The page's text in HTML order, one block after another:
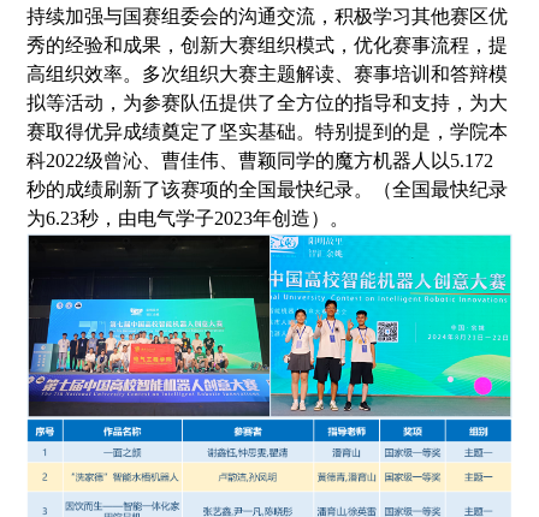
持续加强与国赛组委会的沟通交流，积极学习其他赛区优
秀的经验和成果 ，创新大赛组织模式，优化赛事流程，提
高组织效率。 多次组织大赛主题解读、赛事培训和答辩模
拟等活动，为参赛队伍提供了全方位的指导和支持，为大
赛取得优异成绩奠定了坚实基础。特别提到的是，学院本
科2022级曾沁、曹佳伟、曹颖 同学的魔方机器人以5.172
秒的成绩刷新了该赛项的全国最快纪录。（全国最快纪录
为6.23秒，由电气学子2023年创造）。